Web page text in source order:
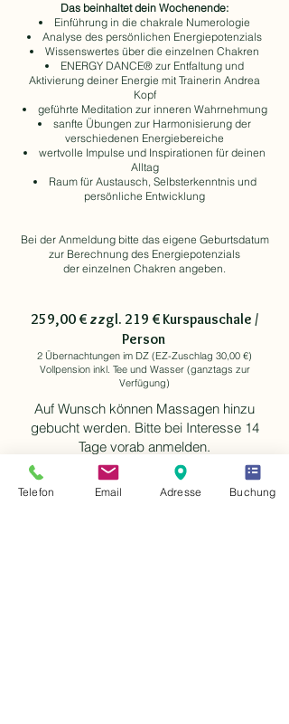
Das beinhaltet dein Wochenende:
Einführung in die chakrale Numerologie
Analyse des persönlichen Energiepotenzials
Wissenswertes über die einzelnen Chakren
ENERGY DANCE® zur Entfaltung und
Aktivierung deiner Energie mit Trainerin Andrea
Kopf
geführte Meditation zur inneren Wahrnehmung
sanfte Übungen zur Harmonisierung der
verschiedenen Energiebereiche
wertvolle Impulse und Inspirationen für deinen
Alltag
Raum für Austausch, Selbsterkenntnis und
persönliche Entwicklung
Bei der Anmeldung bitte das eigene Geburtsdatum
zur Berechnung des Energiepotenzials
der einzelnen Chakren angeben.
259,00 € zzgl. 219 € Kurspauschale /
Person
2 Übernachtungen im DZ (EZ-Zuschlag 30,00 €)
Vollpension inkl. Tee und Wasser (ganztags zur
Verfügung)
Auf Wunsch können Massagen hinzu
gebucht werden. Bitte bei Interesse 14
Tage vorab anmelden.
Telefon Email Adresse Buchung